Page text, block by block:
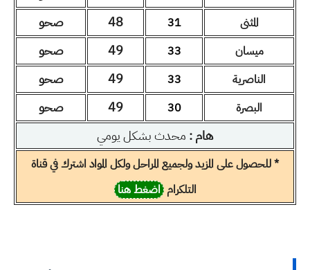
المثنى 31
48 صحو
ميسان 33
49 صحو
الناصرية 33
49 صحو
البصرة 30
49
صحو
هام : محدث بشكل يومي
* للحصول على المزيد ولجميع المراحل ولكل المواد اشترك في قناة
التلكرام اضغط هنا